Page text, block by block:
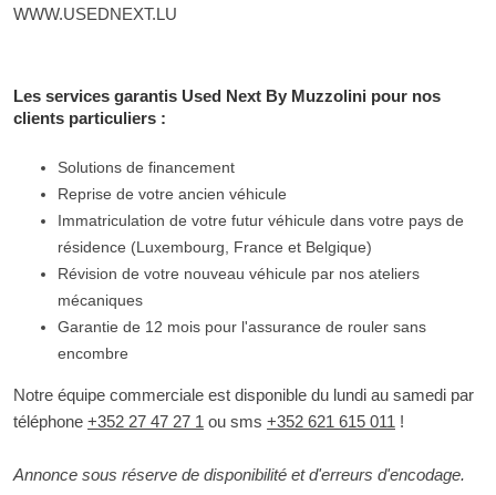
WWW.USEDNEXT.LU
Les services garantis Used Next By Muzzolini pour nos
clients particuliers :
Solutions de financement
Reprise de votre ancien véhicule
Immatriculation de votre futur véhicule dans votre pays de
résidence (Luxembourg, France et Belgique)
Révision de votre nouveau véhicule par nos ateliers
mécaniques
Garantie de 12 mois pour l'assurance de rouler sans
encombre
Notre équipe commerciale est disponible du lundi au samedi par
téléphone +352 27 47 27 1 ou sms +352 621 615 011 !
Annonce sous réserve de disponibilité et d'erreurs d'encodage.